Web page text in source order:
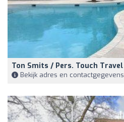
Ton Smits / Pers. Touch Travel
Bekijk adres en contactgegevens